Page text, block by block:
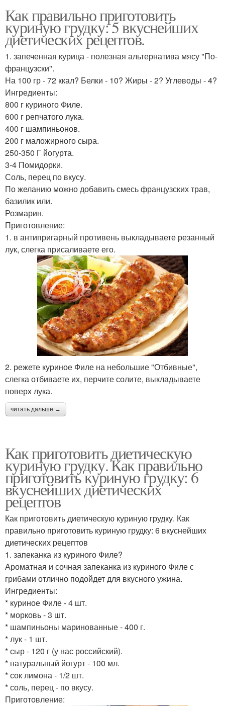
Как правильно приготовить
куриную грудку: 5 вкуснейших
диетических рецептов.
1. запеченная курица - полезная альтернатива мясу "По-
французски".
На 100 гр - 72 ккал? Белки - 10? Жиры - 2? Углеводы - 4?
Ингредиенты:
800 г куриного Филе.
600 г репчатого лука.
400 г шампиньонов.
200 г маложирного сыра.
250-350 Г йогурта.
3-4 Помидорки.
Соль, перец по вкусу.
По желанию можно добавить смесь французских трав,
базилик или.
Розмарин.
Приготовление:
1. в антипригарный противень выкладываете резанный
лук, слегка присаливаете его.
2. режете куриное Филе на небольшие "Отбивные",
слегка отбиваете их, перчите солите, выкладываете
поверх лука.
читать дальше →
Как приготовить диетическую
куриную грудку. Как правильно
приготовить куриную грудку: 6
вкуснейших диетических
рецептов
Как приготовить диетическую куриную грудку. Как
правильно приготовить куриную грудку: 6 вкуснейших
диетических рецептов
1. запеканка из куриного Филе?
Ароматная и сочная запеканка из куриного Филе с
грибами отлично подойдет для вкусного ужина.
Ингредиенты:
* куриное Филе - 4 шт.
* морковь - 3 шт.
* шампиньоны маринованные - 400 г.
* лук - 1 шт.
* сыр - 120 г (у нас российский).
* натуральный йогурт - 100 мл.
* сок лимона - 1/2 шт.
* соль, перец - по вкусу.
Приготовление: